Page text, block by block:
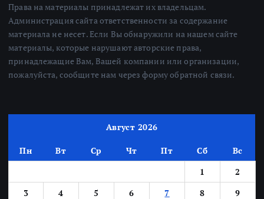
Права на материалы принадлежат их владельцам.
Администрация сайта ответственности за содержание
материала не несет. Если Вы обнаружили на нашем сайте
материалы, которые нарушают авторские права,
принадлежащие Вам, Вашей компании или организации,
пожалуйста, сообщите нам через форму обратной связи.
Август 2026
Пн Вт Ср Чт Пт Сб
Вс
1
2
3
4 5 6 7 8
9